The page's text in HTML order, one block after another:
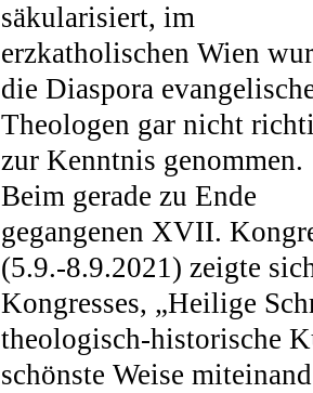
säkularisiert, im
erzkatholischen Wien
die Diaspora
Theologen gar nicht
zur Kenntnis genommen.
Beim gerade zu Ende
gegangenen XVII.
(5.9.-8.9.2021) zeigte
Kongresses, „Heilige
theologisch-historische
schönste Weise